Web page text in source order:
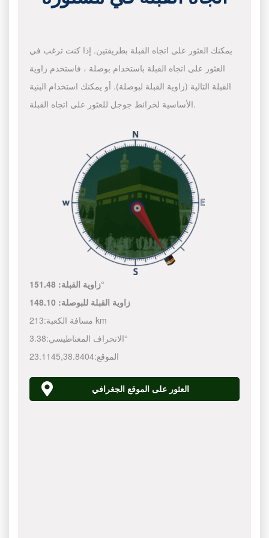
يمكنك العثور على اتجاه القبلة بطريقتين. إذا كنت ترغب في
العثور على اتجاه القبلة باستخدام بوصلة ، فاستخدم زاوية
القبلة التالية (زاوية القبلة لبوصلة). أو يمكنك استخدام البنية
الأساسية لخرائط جوجل للعثور على اتجاه القبلة.
زاوية القبلة:151.48°
زاوية القبلة للبوصلة: 148.10
مسافة الكعبة: 213 km
الانحراف المغناطيسي:3.38°
الموقع:
23.1145,38.8404
العثور على الموقع الجغرافي